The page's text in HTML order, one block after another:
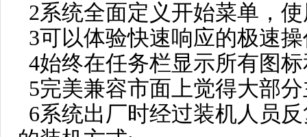
2系统全面定义开始菜单，
3可以体验快速响应的极速
4始终在任务栏显示所有图
5完美兼容市面上觉得大部
6系统出厂时经过装机人员